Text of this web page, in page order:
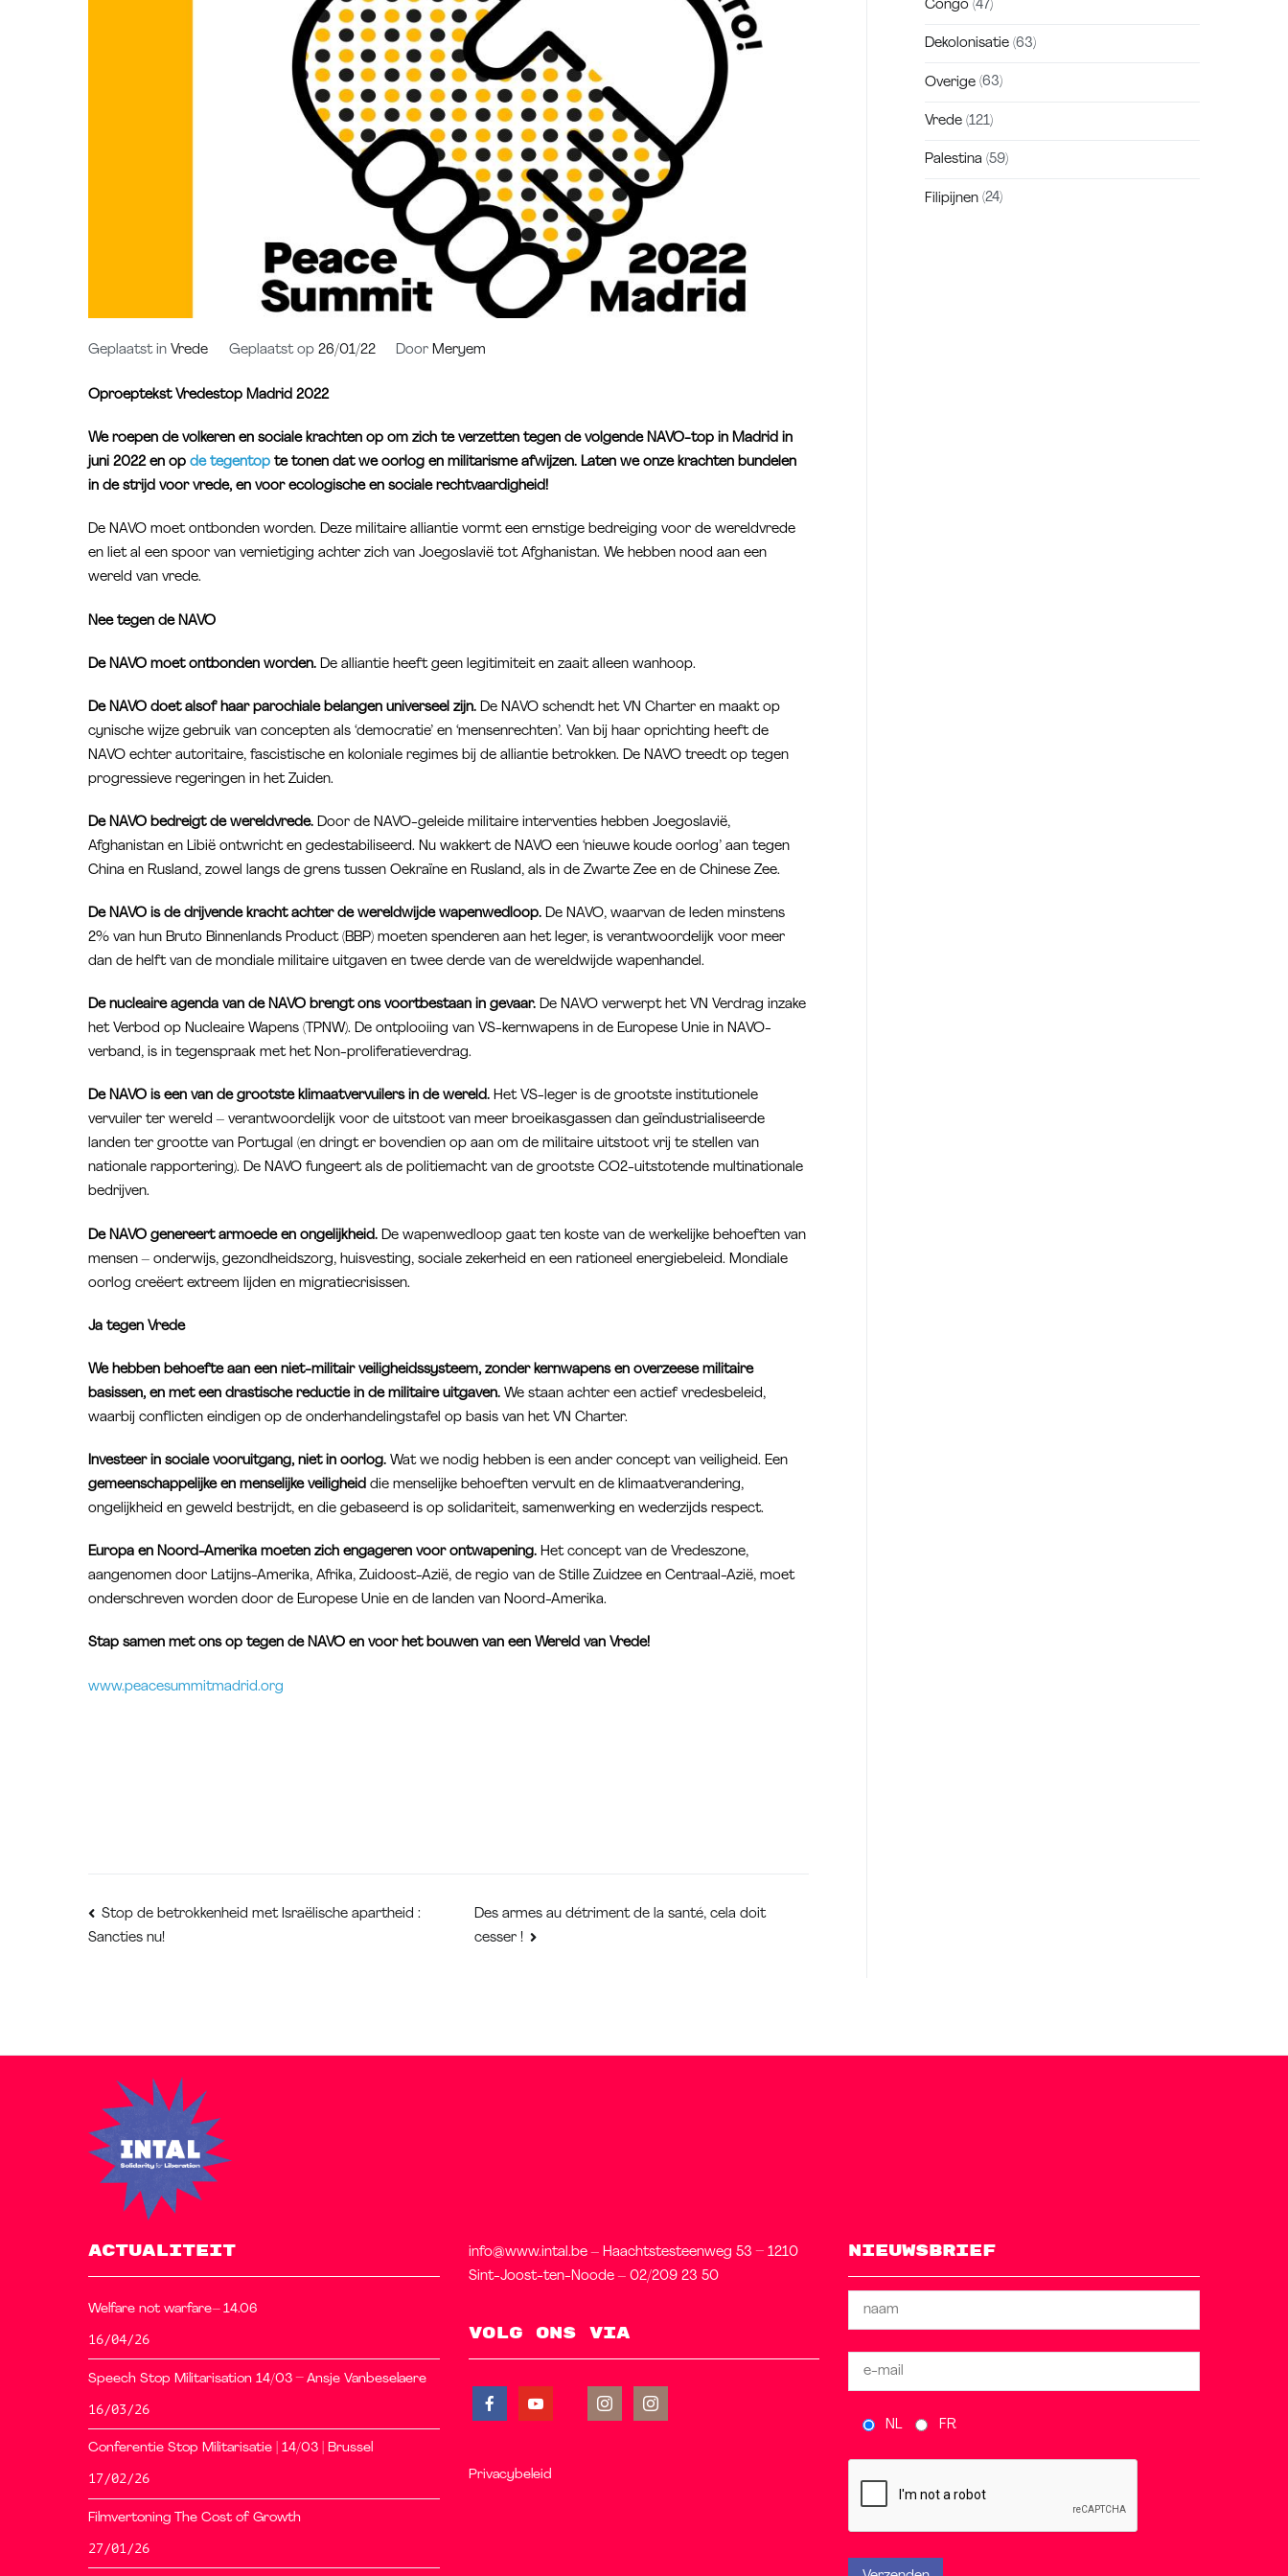
Geplaatst in Vrede Geplaatst op 26/01/22 DoorMeryem
Oproeptekst Vredestop Madrid 2022
We roepen de volkeren en sociale krachten op om zich te verzetten tegen de volgende NAVO-top in Madrid in
juni 2022 en op de tegentop te tonen dat we oorlog en militarisme afwijzen. Laten we onze krachten bundelen
in de strijd voor vrede, en voor ecologische en sociale rechtvaardigheid!
De NAVO moet ontbonden worden. Deze militaire alliantie vormt een ernstige bedreiging voor de wereldvrede
en liet al een spoor van vernietiging achter zich van Joegoslavië tot Afghanistan. We hebben nood aan een
wereld van vrede.
Nee tegen de NAVO
De NAVO moet ontbonden worden. De alliantie heeft geen legitimiteit en zaait alleen wanhoop.
De NAVO doet alsof haar parochiale belangen universeel zijn. De NAVO schendt het VN Charter en maakt op
cynische wijze gebruik van concepten als ‘democratie’ en ‘mensenrechten’. Van bij haar oprichting heeft de
NAVO echter autoritaire, fascistische en koloniale regimes bij de alliantie betrokken. De NAVO treedt op tegen
progressieve regeringen in het Zuiden.
De NAVO bedreigt de wereldvrede. Door de NAVO-geleide militaire interventies hebben Joegoslavië,
Afghanistan en Libië ontwricht en gedestabiliseerd. Nu wakkert de NAVO een ‘nieuwe koude oorlog’ aan tegen
China en Rusland, zowel langs de grens tussen Oekraïne en Rusland, als in de Zwarte Zee en de Chinese Zee.
De NAVO is de drijvende kracht achter de wereldwijde wapenwedloop. De NAVO, waarvan de leden minstens
2% van hun Bruto Binnenlands Product (BBP) moeten spenderen aan het leger, is verantwoordelijk voor meer
dan de helft van de mondiale militaire uitgaven en twee derde van de wereldwijde wapenhandel.
De nucleaire agenda van de NAVO brengt ons voortbestaan in gevaar. De NAVO verwerpt het VN Verdrag inzake
het Verbod op Nucleaire Wapens (TPNW). De ontplooiing van VS-kernwapens in de Europese Unie in NAVO-
verband, is in tegenspraak met het Non-proliferatieverdrag.
De NAVO is een van de grootste klimaatvervuilers in de wereld. Het VS-leger is de grootste institutionele
vervuiler ter wereld – verantwoordelijk voor de uitstoot van meer broeikasgassen dan geïndustrialiseerde
landen ter grootte van Portugal (en dringt er bovendien op aan om de militaire uitstoot vrij te stellen van
nationale rapportering). De NAVO fungeert als de politiemacht van de grootste CO2-uitstotende multinationale
bedrijven.
De NAVO genereert armoede en ongelijkheid. De wapenwedloop gaat ten koste van de werkelijke behoeften van
mensen – onderwijs, gezondheidszorg, huisvesting, sociale zekerheid en een rationeel energiebeleid. Mondiale
oorlog creëert extreem lijden en migratiecrisissen.
Ja tegen Vrede
We hebben behoefte aan een niet-militair veiligheidssysteem, zonder kernwapens en overzeese militaire
basissen, en met een drastische reductie in de militaire uitgaven. We staan achter een actief vredesbeleid,
waarbij conflicten eindigen op de onderhandelingstafel op basis van het VN Charter.
Investeer in sociale vooruitgang, niet in oorlog. Wat we nodig hebben is een ander concept van veiligheid. Een
gemeenschappelijke en menselijke veiligheid die menselijke behoeften vervult en de klimaatverandering,
ongelijkheid en geweld bestrijdt, en die gebaseerd is op solidariteit, samenwerking en wederzijds respect.
Europa en Noord-Amerika moeten zich engageren voor ontwapening. Het concept van de Vredeszone,
aangenomen door Latijns-Amerika, Afrika, Zuidoost-Azië, de regio van de Stille Zuidzee en Centraal-Azië, moet
onderschreven worden door de Europese Unie en de landen van Noord-Amerika.
Stap samen met ons op tegen de NAVO en voor het bouwen van een Wereld van Vrede!
www.peacesummitmadrid.org
Bericht
Stop de betrokkenheid met Israëlische apartheid :
Sancties nu!
Des armes au détriment de la santé, cela doit
cesser !
Congo (47)
Dekolonisatie (63)
Overige (63)
Vrede (121)
Palestina (59)
Filipijnen (24)
ACTUALITEIT
Welfare not warfare– 14.06
16/04/26
Speech Stop Militarisation 14/03 – Ansje Vanbeselaere
16/03/26
Conferentie Stop Militarisatie | 14/03 | Brussel
17/02/26
Filmvertoning The Cost of Growth
27/01/26
info@www.intal.be – Haachtstesteenweg 53 – 1210
Sint-Joost-ten-Noode – 02/209 23 50
Volg ons via
Privacybeleid
Nieuwsbrief
NL FR